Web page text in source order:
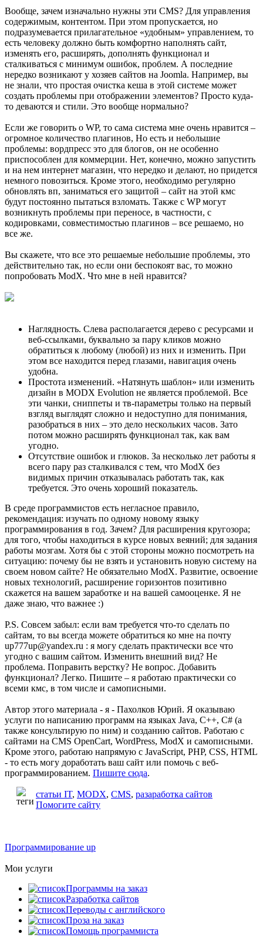
Вообще, зачем изначально нужны эти CMS? Для управления
содержимым, контентом. При этом пропускается, но
подразумевается прилагательное «удобным» управлением, то
есть человеку должно быть комфортно наполнять сайт,
изменять его, расширять, дополнять функционал и
сталкиваться с минимум ошибок, проблем. А последние
нередко возникают у хозяев сайтов на Joomla. Например, вы
не знали, что простая очистка кеша в этой системе может
создать проблемы при отображении элементов? Просто куда-
то деваются и стили. Это вообще нормально?
Если же говорить о WP, то сама система мне очень нравится –
огромное количество плагинов, Но есть и небольшие
проблемы: вордпресс это для блогов, он не особенно
приспособлен для коммерции. Нет, конечно, можно запустить
и на нем интернет магазин, что нередко и делают, но придется
немного повозиться. Кроме этого, необходимо регулярно
обновлять вп, заниматься его защитой – сайт на этой кмс
будут постоянно пытаться взломать. Также с WP могут
возникнуть проблемы при переносе, в частности, с
кодировками, совместимостью плагинов – все решаемо, но
все же.
Вы скажете, что все это решаемые небольшие проблемы, это
действительно так, но если они беспокоят вас, то можно
попробовать ModX. Что мне в ней нравится?
Наглядность. Слева располагается дерево с ресурсами и
веб-ссылками, буквально за пару кликов можно
обратиться к любому (любой) из них и изменить. При
этом все находится перед глазами, навигация очень
удобна.
Простота изменений. «Натянуть шаблон» или изменить
дизайн в MODX Evolution не является проблемой. Все
эти чанки, сниппеты и тв-параметры только на первый
взгляд выглядят сложно и недоступно для понимания,
разобраться в них – это дело нескольких часов. Зато
потом можно расширять функционал так, как вам
угодно.
Отсутствие ошибок и глюков. За несколько лет работы я
всего пару раз сталкивался с тем, что ModX без
видимых причин отказывалась работать так, как
требуется. Это очень хороший показатель.
В среде программистов есть негласное правило,
рекомендация: изучать по одному новому языку
программирования в год. Зачем? Для расширения кругозора;
для того, чтобы находиться в курсе новых веяний; для задания
работы мозгам. Хотя бы с этой стороны можно посмотреть на
ситуацию: почему бы не взять и установить новую систему на
своем новом сайте? Не обязательно ModX. Развитие, освоение
новых технологий, расширение горизонтов позитивно
скажется на вашем заработке и на вашей самооценке. Я не
даже знаю, что важнее :)
P.S. Совсем забыл: если вам требуется что-то сделать по
сайтам, то вы всегда можете обратиться ко мне на почту
up777up@yandex.ru : я могу сделать практически все что
угодно с вашим сайтом. Изменить внешний вид? Не
проблема. Поправить верстку? Не вопрос. Добавить
функционал? Легко. Пишите – я работаю практически со
всеми кмс, в том числе и самописными.
Автор этого материала - я - Пахолков Юрий. Я оказываю
услуги по написанию программ на языках Java, C++, C# (а
также консультирую по ним) и созданию сайтов. Работаю с
сайтами на CMS OpenCart, WordPress, ModX и самописными.
Кроме этого, работаю напрямую с JavaScript, PHP, CSS, HTML
- то есть могу доработать ваш сайт или помочь с веб-
программированием. Пишите сюда.
статьи IT, MODX, CMS, разаработка сайтов
Помогите сайту
Программирование up
Мои услуги
Программы на заказ
Разработка сайтов
Переводы с английского
Проза на заказ
Помощь программиста